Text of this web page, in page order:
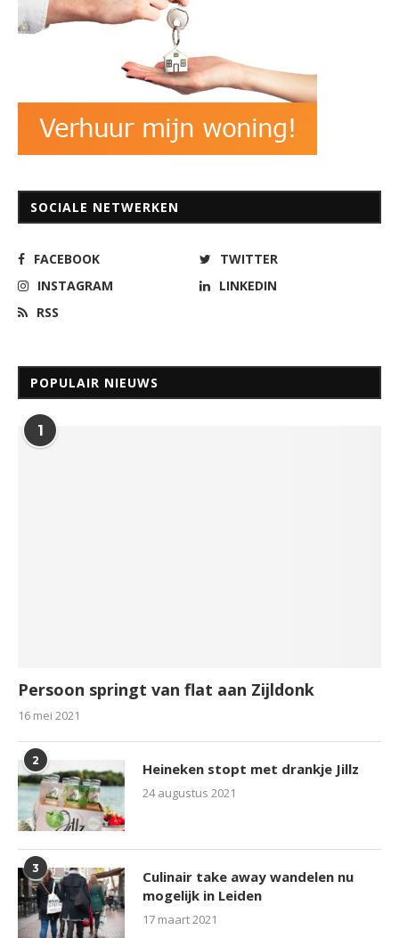
SOCIALE NETWERKEN
FACEBOOK
TWITTER
INSTAGRAM
LINKEDIN
RSS
POPULAIR NIEUWS
1
Persoon springt van flat aan Zijldonk
16 mei 2021
2 Heineken stopt met drankje Jillz
24 augustus 2021
3
Culinair take away wandelen nu
mogelijk in Leiden
17 maart 2021